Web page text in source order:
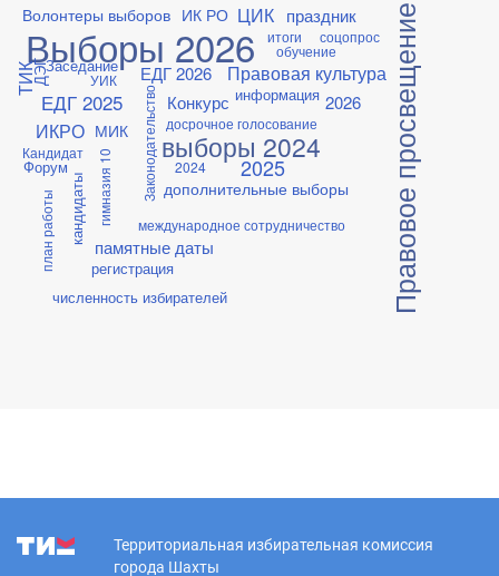
Волонтеры выборов
Выборы 2026
ДЭГ
ЕДГ 2025
ЕДГ 2026
Законодательство
Заседание
ИК РО
ИКРО
Кандидат
Конкурс
МИК
Правовая культураПравовое просвещение
ТИК УИК
Форум
ЦИК
выборы 2024
гимназия 10 дополнительные выборы
досрочное голосование
информация
итоги
кандидаты международное сотрудничество
обучение
памятные даты
план работы
праздник
регистрация
соцопрос
численность избирателей
2024 2025
2026
Территориальная избирательная комиссия
города Шахты